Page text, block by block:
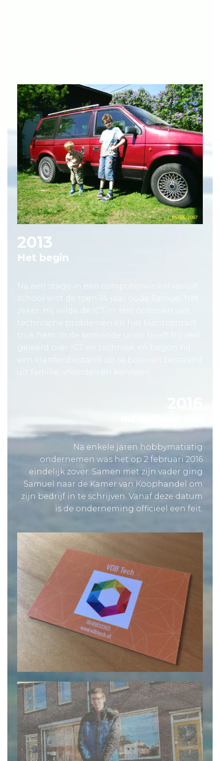
2013
Het begin
Na een stage in een computerwinkel vanuit
school wist de toen 14-jaar oude Samuel het
zeker. Hij wilde de ICT in. Het oplossen van
technische problemen en het klantcontact
trok hem. In de komende jaren heeft hij veel
geleerd over ICT en techniek en begon hij
een klantenbestand op te bouwen bestaand
uit familie, vrienden en kenissen.
Na enkele jaren hobbymatiatig
ondernemen was het op 2 februari 2016
eindelijk zover. Samen met zijn vader ging
Samuel naar de Kamer van Koophandel om
zijn bedrijf in te schrijven. Vanaf deze datum
is de onderneming officiëel een feit.